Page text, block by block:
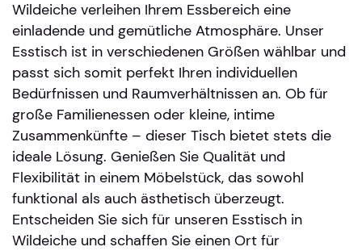
Wildeiche verleihen Ihrem Essbereich eine
einladende und gemütliche Atmosphäre. Unser
Esstisch ist in verschiedenen Größen wählbar und
passt sich somit perfekt Ihren individuellen
Bedürfnissen und Raumverhältnissen an. Ob für
große Familienessen oder kleine, intime
Zusammenkünfte – dieser Tisch bietet stets die
ideale Lösung. Genießen Sie Qualität und
Flexibilität in einem Möbelstück, das sowohl
funktional als auch ästhetisch überzeugt.
Entscheiden Sie sich für unseren Esstisch in
Wildeiche und schaffen Sie einen Ort für